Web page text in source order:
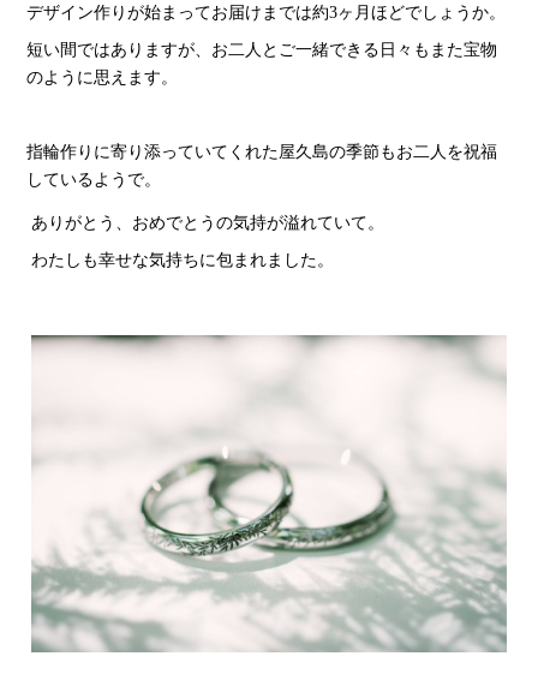
デザイン作りが始まってお届けまでは約3ヶ月ほどでしょうか。
短い間ではありますが、お二人とご一緒できる日々もまた宝物
のように思えます。
指輪作りに寄り添っていてくれた屋久島の季節もお二人を祝福
しているようで。
ありがとう、おめでとうの気持が溢れていて。
わたしも幸せな気持ちに包まれました。